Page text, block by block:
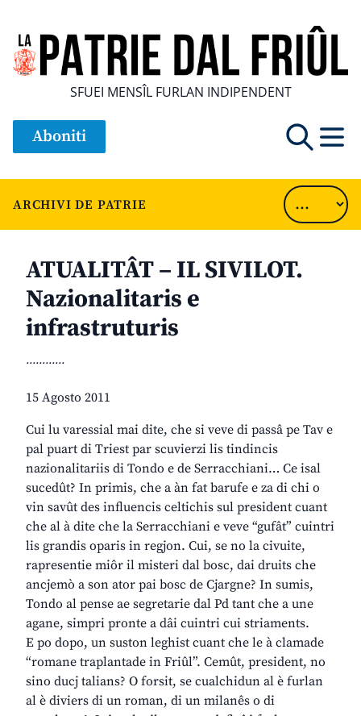
SFUEI MENSÎL FURLAN INDIPENDENT
Aboniti
ARCHIVI DE PATRIE
ATUALITÂT – IL SIVILOT.
Nazionalitaris e
infrastruturis
............
15 Agosto 2011
Cui lu varessial mai dite, che si veve di passâ pe Tav e
pal puart di Triest par scuvierzi lis tindincis
nazionalitariis di Tondo e de Serracchiani… Ce isal
sucedût? In primis, che a àn fat barufe e za di chi o
vin savût des influencis celtichis sul president cuant
che al à dite che la Serracchiani e veve “gufât” cuintri
lis grandis oparis in regjon. Cui, se no la civuite,
rapresentie miôr il misteri dal bosc, dai druits che
ancjemò a son ator pai bosc de Cjargne? In sumis,
Tondo al pense ae segretarie dal Pd tant che a une
agane, simpri pronte a dâi cuintri cui striaments.
E po dopo, un suston leghist cuant che le à clamade
“romane traplantade in Friûl”. Cemût, president, no
sino ducj talians? O forsit, se cualchidun al è furlan
al è diviers di un roman, di un milanês o di